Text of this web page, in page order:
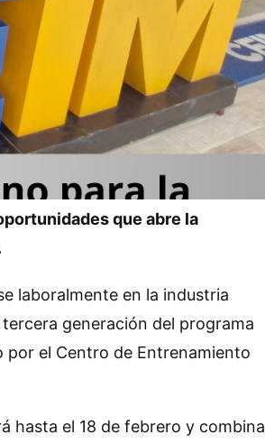
que abre la
laboralmente en la industria
generación del programa
por el Centro de Entrenamiento
hasta el 18 de febrero y combina